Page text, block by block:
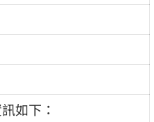
如下：